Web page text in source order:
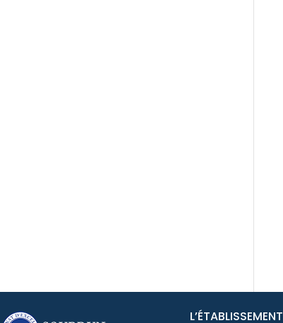
L’ÉTABLISSEMENT